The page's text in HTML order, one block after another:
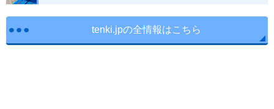
tenki.jpの全情報はこちら